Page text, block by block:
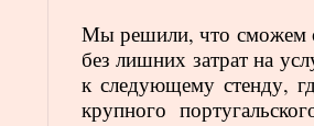
Мы решили, что сможем
без лишних затрат на
к следующему стенду,
крупного